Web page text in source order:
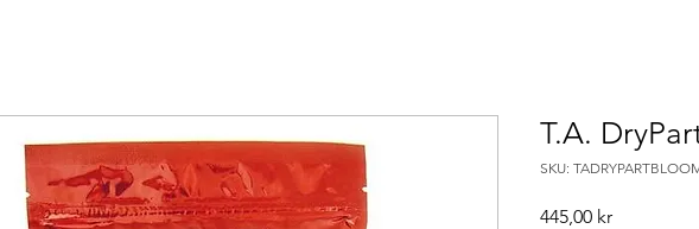
T.A.
SKU:
445,00 krPris